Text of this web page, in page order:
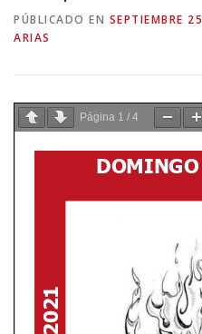
PÚBLICADO EN SEPTIEMBRE
ARIAS
Página 1 / 4